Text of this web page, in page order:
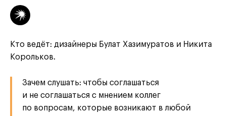
Кто ведёт: дизайнеры Булат Хазимуратов и Никита
Корольков.
Зачем слушать: чтобы соглашаться
и не соглашаться с мнением коллег
по вопросам, которые возникают в любой